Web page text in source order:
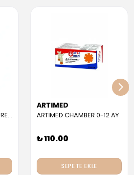
APEKS ALLSCAR SKIN CARE GEL 30 ML
ARTIMED
ARTIMED CHAMBER 0-12 AY
₺ 110.00
SEPETE EKLE